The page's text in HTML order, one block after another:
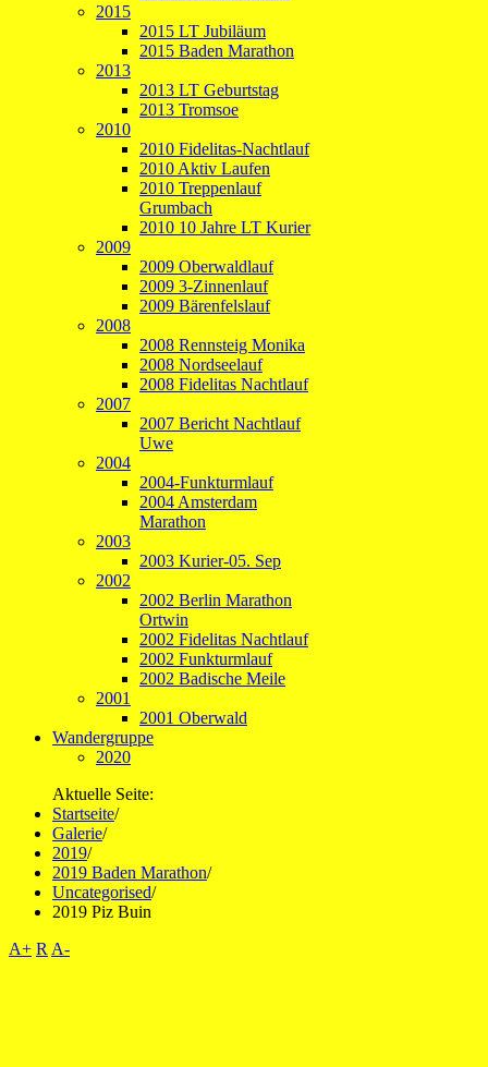
2015
2015 LT Jubiläum
2015 Baden Marathon
2013
2013 LT Geburtstag
2013 Tromsoe
2010
2010 Fidelitas-Nachtlauf
2010 Aktiv Laufen
2010 Treppenlauf
Grumbach
2010 10 Jahre LT Kurier
2009
2009 Oberwaldlauf
2009 3-Zinnenlauf
2009 Bärenfelslauf
2008
2008 Rennsteig Monika
2008 Nordseelauf
2008 Fidelitas Nachtlauf
2007
2007 Bericht Nachtlauf
Uwe
2004
2004-Funkturmlauf
2004 Amsterdam
Marathon
2003
2003 Kurier-05. Sep
2002
2002 Berlin Marathon
Ortwin
2002 Fidelitas Nachtlauf
2002 Funkturmlauf
2002 Badische Meile
2001
2001 Oberwald
Wandergruppe
2020
Aktuelle Seite:
Startseite/
Galerie/
2019/
2019 Baden Marathon/
Uncategorised/
2019 Piz Buin
A+ R A-